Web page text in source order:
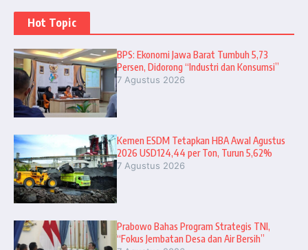
Hot Topic
BPS: Ekonomi Jawa Barat Tumbuh 5,73
Persen, Didorong “Industri dan Konsumsi”
7 Agustus 2026
Kemen ESDM Tetapkan HBA Awal Agustus
2026 USD124,44 per Ton, Turun 5,62%
7 Agustus 2026
Prabowo Bahas Program Strategis TNI,
“Fokus Jembatan Desa dan Air Bersih”